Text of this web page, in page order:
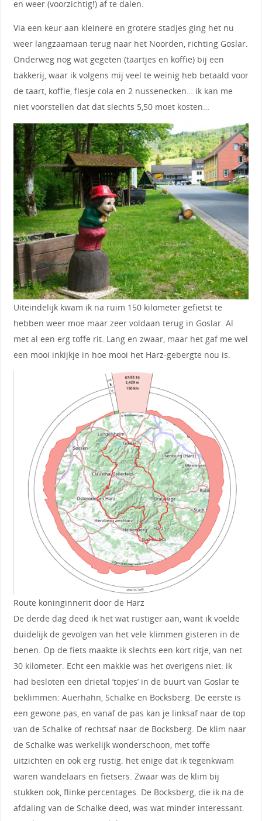
en weer (voorzichtig!) af te dalen.
Via een keur aan kleinere en grotere stadjes ging het nu
weer langzaamaan terug naar het Noorden, richting Goslar.
Onderweg nog wat gegeten (taartjes en koffie) bij een
bakkerij, waar ik volgens mij veel te weinig heb betaald voor
de taart, koffie, flesje cola en 2 nussenecken… ik kan me
niet voorstellen dat dat slechts 5,50 moet kosten…
Uiteindelijk kwam ik na ruim 150 kilometer gefietst te
hebben weer moe maar zeer voldaan terug in Goslar. Al
met al een erg toffe rit. Lang en zwaar, maar het gaf me wel
een mooi inkijkje in hoe mooi het Harz-gebergte nou is.
Route koninginnerit door de Harz
De derde dag deed ik het wat rustiger aan, want ik voelde
duidelijk de gevolgen van het vele klimmen gisteren in de
benen. Op de fiets maakte ik slechts een kort ritje, van net
30 kilometer. Echt een makkie was het overigens niet: ik
had besloten een drietal ’topjes’ in de buurt van Goslar te
beklimmen: Auerhahn, Schalke en Bocksberg. De eerste is
een gewone pas, en vanaf de pas kan je linksaf naar de top
van de Schalke of rechtsaf naar de Bocksberg. De klim naar
de Schalke was werkelijk wonderschoon, met toffe
uitzichten en ook erg rustig. het enige dat ik tegenkwam
waren wandelaars en fietsers. Zwaar was de klim bij
stukken ook, flinke percentages. De Bocksberg, die ik na de
afdaling van de Schalke deed, was wat minder interessant.